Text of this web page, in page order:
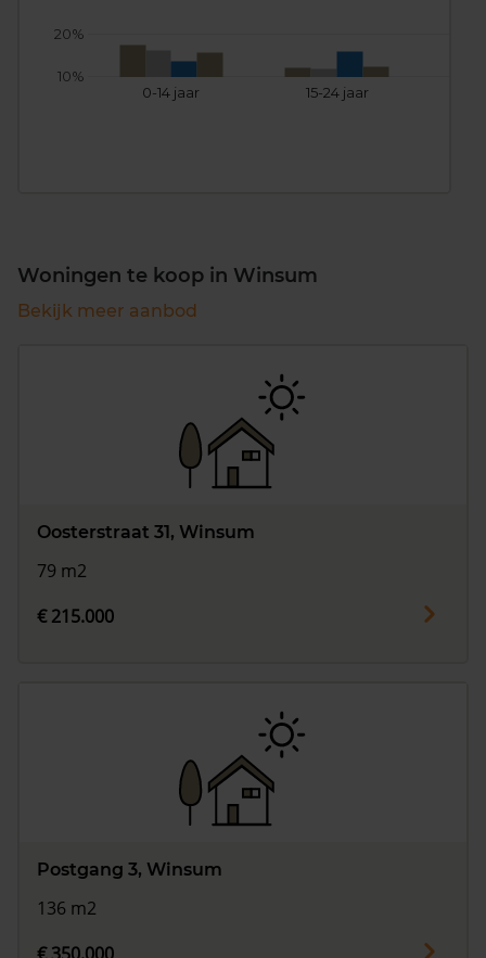
0-14 jaar 15-24 jaar
10%
20%
Woningen te koop in Winsum
Bekijk meer aanbod
Oosterstraat 31, Winsum
79 m2
€ 215.000
Postgang 3, Winsum
136 m2